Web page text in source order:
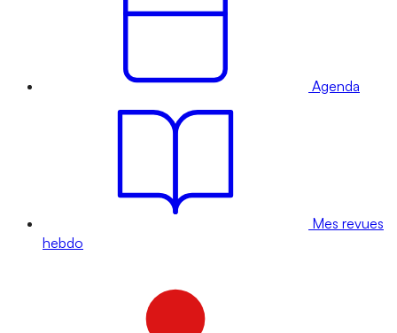
Agenda
Mes revues
hebdo